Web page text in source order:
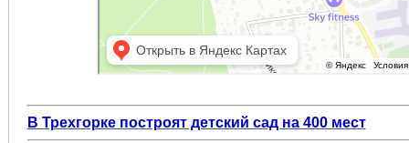
В Трехгорке построят детский сад на 400 мест